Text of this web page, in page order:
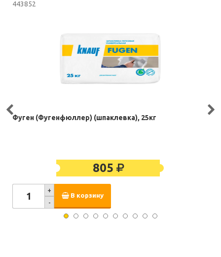
443852
Фуген (Фугенфюллер) (шпаклевка), 25кг
805
+
-
В корзину